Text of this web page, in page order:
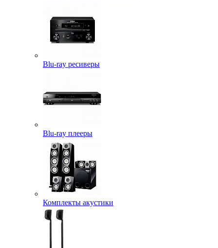
Blu-ray ресиверы
Blu-ray плееры
Комплекты акустики